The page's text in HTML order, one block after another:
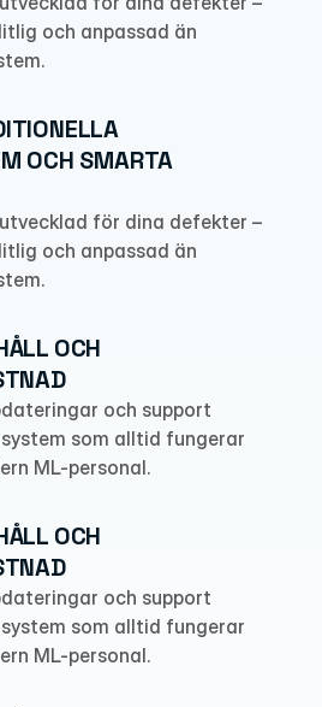
och anpassad än
OCH SMARTA
för dina defekter –
och anpassad än
OCH
och support
som alltid fungerar
ML-personal.
OCH
och support
som alltid fungerar
ML-personal.